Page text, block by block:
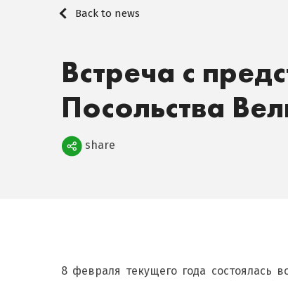
Back to news
Встреча с
Посольства
Поделиться
share
8 февраля текущего года состоялась